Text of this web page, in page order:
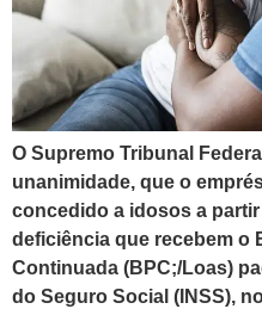
O Supremo Tribunal
unanimidade, que o
concedido a idosos a
deficiência que recebem o
Continuada (BPC;/Loas)
do Seguro Social (INSS),